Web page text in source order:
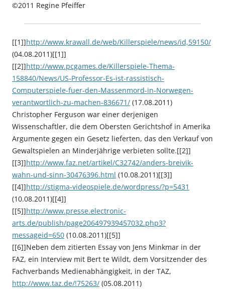
©2011 Regine Pfeiffer
[[1]]http://www.krawall.de/web/Killerspiele/news/id,59150/
(04.08.2011)[[1]]
[[2]]http://www.pcgames.de/Killerspiele-Thema-
158840/News/US-Professor-Es-ist-rassistisch-
Computerspiele-fuer-den-Massenmord-in-Norwegen-
verantwortlich-zu-machen-836671/ (17.08.2011)
Christopher Ferguson war einer derjenigen
Wissenschaftler, die dem Obersten Gerichtshof in Amerika
Argumente gegen ein Gesetz lieferten, das den Verkauf von
Gewaltspielen an Minderjährige verbieten sollte.[[2]]
[[3]]http://www.faz.net/artikel/C32742/anders-breivik-
wahn-und-sinn-30476396.html (10.08.2011)[[3]]
[[4]]http://stigma-videospiele.de/wordpress/?p=5431
(10.08.2011)[[4]]
[[5]]http://www.presse.electronic-
arts.de/publish/page206497939457032.php3?
messageid=650 (10.08.2011)[[5]]
[[6]]Neben dem zitierten Essay von Jens Minkmar in der
FAZ, ein Interview mit Bert te Wildt, dem Vorsitzender des
Fachverbands Medienabhängigkeit, in der TAZ,
http://www.taz.de/!75263/ (05.08.2011)